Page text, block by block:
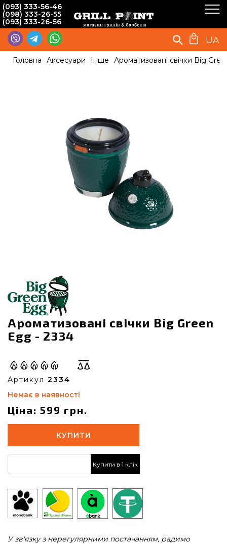
(093) 333-56-46
(098) 333-26-55
(093) 333-26-56
UA
Головна Аксесуари Інше Ароматизовані свічки Big
Ароматизовані свічки Big Green
Egg - 2334
Артикул 2334
Немає в наявності
Ціна: 599 грн.
КУПИТИ
Купити в 1 клік
У зв'язку з нерегулярними постачанням, радимо